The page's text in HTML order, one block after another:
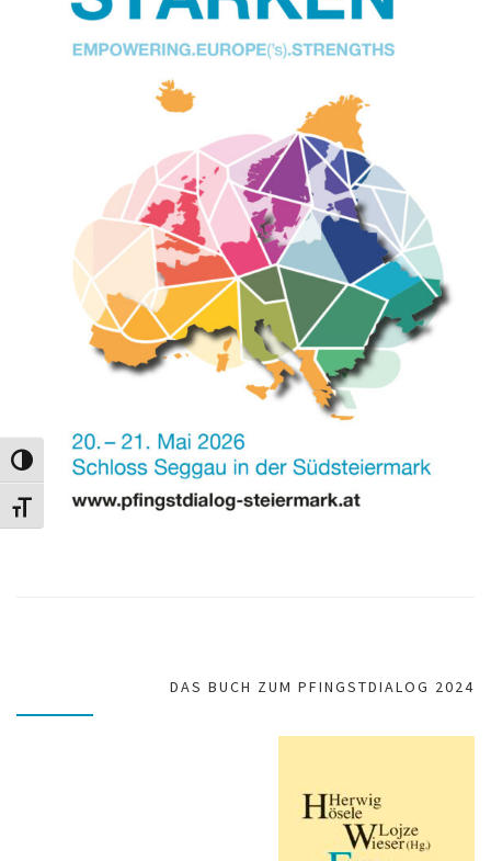
Toggle High Contrast
Toggle Font size
DAS BUCH ZUM PFINGSTDIALOG 2024